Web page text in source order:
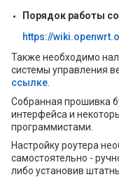
Порядок работы
https://
Также необходимо
системы управления
ссылке
Собранная прошивка
интерфейса и
программистами.
Настройку роутера
самостоятельно -
либо установив